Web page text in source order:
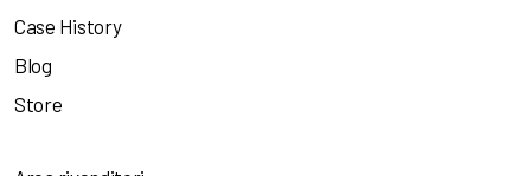
Case History
Blog
Store